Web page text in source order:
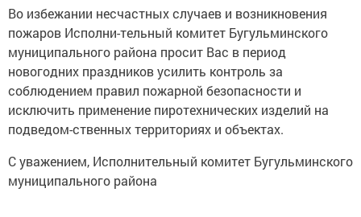
Во избежании несчастных случаев и возникновения
пожаров Исполни-тельный комитет Бугульминского
муниципального района просит Вас в период
новогодних праздников усилить контроль за
соблюдением правил пожарной безопасности и
исключить применение пиротехнических изделий на
подведом-ственных территориях и объектах.
С уважением, Исполнительный комитет Бугульминского
муниципального района